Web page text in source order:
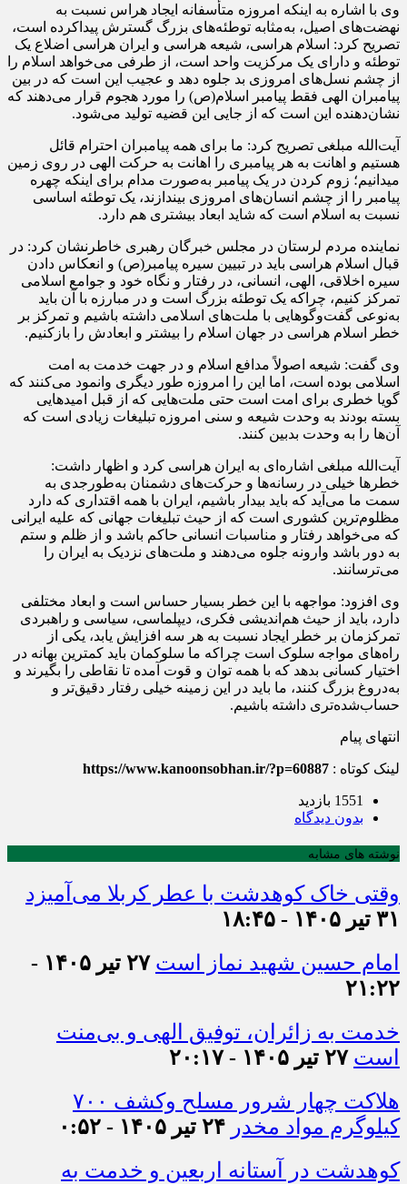
وی با اشاره به اینکه امروزه متأسفانه ایجاد هراس نسبت به
نهضت‌های اصیل، به‌مثابه توطئه‌های بزرگ گسترش پیداکرده است،
تصریح کرد: اسلام هراسی، شیعه هراسی و ایران هراسی اضلاع یک
توطئه و دارای یک مرکزیت واحد است، از طرفی می‌خواهد اسلام را
از چشم نسل‌های امروزی بد جلوه دهد و عجیب این است که در بین
پیامبران الهی فقط پیامبر اسلام(ص) را مورد هجوم قرار می‌دهند که
نشان‌دهنده این است که از جایی این قضیه تولید می‌شود.
آیت‌الله مبلغی تصریح کرد: ما برای همه پیامبران احترام قائل
هستیم و اهانت به هر پیامبری را اهانت به حرکت الهی در روی زمین
میدانیم؛ زوم کردن در یک پیامبر به‌صورت مدام برای اینکه چهره
پیامبر را از چشم انسان‌های امروزی بیندازند، یک توطئه‌ اساسی
نسبت به اسلام است که شاید ابعاد بیشتری هم دارد.
نماینده مردم لرستان در مجلس خبرگان رهبری خاطرنشان کرد: در
قبال اسلام هراسی باید در تبیین سیره پیامبر(ص) و انعکاس دادن
سیره اخلاقی، الهی، انسانی، در رفتار و نگاه خود و جوامع اسلامی
تمرکز کنیم، چراکه یک توطئه بزرگ است و در مبارزه با آن باید
به‌نوعی گفت‌وگوهایی با ملت‌های اسلامی داشته باشیم و تمرکز بر
خطر اسلام هراسی در جهان اسلام را بیشتر و ابعادش را بازکنیم.
وی گفت: شیعه اصولاً مدافع اسلام و در جهت خدمت به امت
اسلامی بوده است، اما این را امروزه طور دیگری وانمود می‌کنند که
گویا خطری برای امت است حتی ملت‌هایی که از قبل امیدهایی
بسته بودند به وحدت شیعه و سنی امروزه تبلیغات زیادی است که
آن‌ها را به وحدت بدبین کنند.
آیت‌الله مبلغی اشاره‌ای به ایران هراسی کرد و اظهار داشت:
خطرها خیلی در رسانه‌ها و حرکت‌های دشمنان به‌طورجدی به
سمت ما می‌آید که باید بیدار باشیم، ایران با همه اقتداری که دارد
مظلوم‌ترین کشوری است که از حیث تبلیغات جهانی که علیه ایرانی
که می‌خواهد رفتار و مناسبات انسانی حاکم باشد و از ظلم و ستم
به دور باشد وارونه جلوه می‌دهند و ملت‌های نزدیک به ایران را
می‌ترسانند.
وی افزود: مواجهه با این خطر بسیار حساس است و ابعاد مختلفی
دارد، باید از حیث هم‌اندیشی فکری، دیپلماسی، سیاسی و راهبردی
تمرکزمان بر خطر ایجاد نسبت به هر سه افزایش یابد، یکی از
راه‌های مواجه سلوک است چراکه ما سلوکمان باید کمترین بهانه در
اختیار کسانی بدهد که با همه توان و قوت آمده تا نقاطی را بگیرند و
به‌دروغ بزرگ کنند، ما باید در این زمینه خیلی رفتار دقیق‌تر و
حساب‌شده‌تری داشته باشیم.
انتهای پیام
لینک کوتاه : https://www.kanoonsobhan.ir/?p=60887
1551 بازدید
بدون دیدگاه
نوشته های مشابه
وقتی خاک کوهدشت با عطر کربلا می‌آمیزد
۳۱ تیر ۱۴۰۵ - ۱۸:۴۵
امام حسین شهید نماز است
۲۷ تیر ۱۴۰۵ -
۲۱:۲۲
خدمت به زائران، توفیق الهی و بی‌منت
است ۲۷ تیر ۱۴۰۵ - ۲۰:۱۷
هلاکت چهار شرور مسلح وکشف ۷۰۰
کیلوگرم مواد مخدر ۲۴ تیر ۱۴۰۵ - ۰:۵۲
کوهدشت در آستانه اربعین و خدمت‌ به